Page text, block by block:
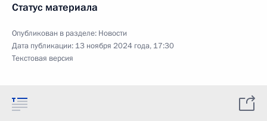
Статус материала
Опубликован в разделе: Новости
Дата публикации: 13 ноября 2024 года, 17:30
Текстовая версия